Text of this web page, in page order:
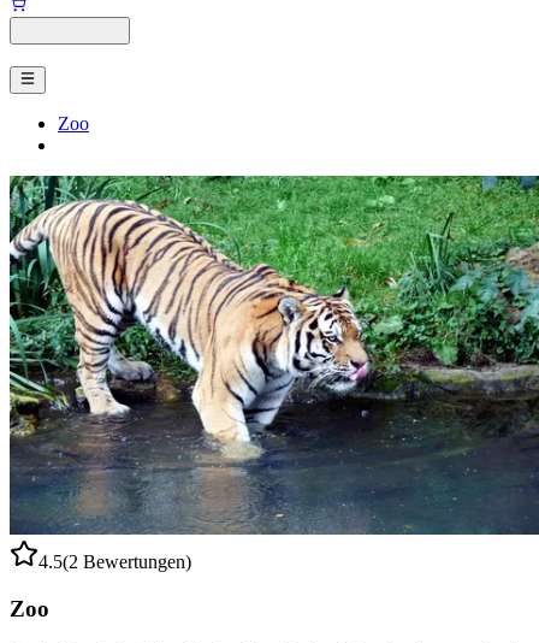
Zoo
4.5(2 Bewertungen)
Zoo